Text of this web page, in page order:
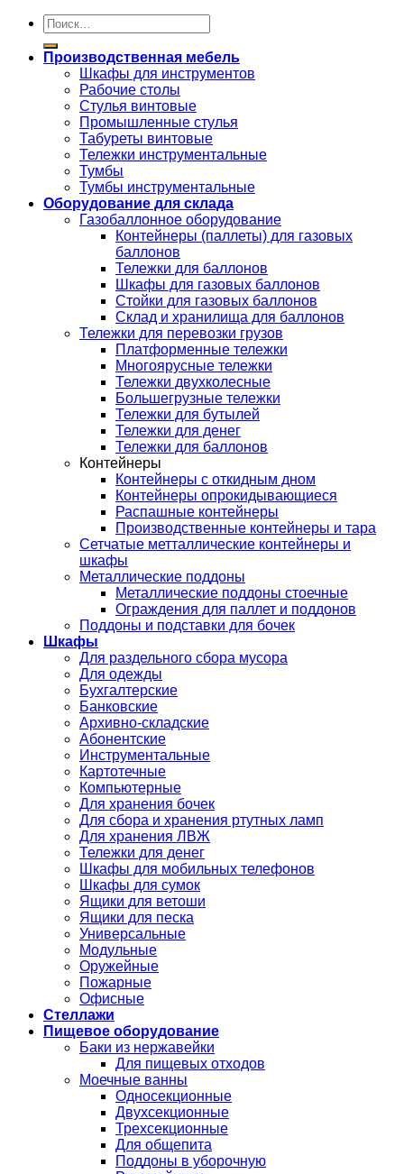
Искать:
Производственная мебель
Шкафы для инструментов
Рабочие столы
Стулья винтовые
Промышленные стулья
Табуреты винтовые
Тележки инструментальные
Тумбы
Тумбы инструментальные
Оборудование для склада
Газобаллонное оборудование
Контейнеры (паллеты) для газовых
баллонов
Тележки для баллонов
Шкафы для газовых баллонов
Стойки для газовых баллонов
Склад и хранилища для баллонов
Тележки для перевозки грузов
Платформенные тележки
Многоярусные тележки
Тележки двухколесные
Большегрузные тележки
Тележки для бутылей
Тележки для денег
Тележки для баллонов
Контейнеры
Контейнеры с откидным дном
Контейнеры опрокидывающиеся
Распашные контейнеры
Производственные контейнеры и тара
Сетчатые метталлические контейнеры и
шкафы
Металлические поддоны
Металлические поддоны стоечные
Ограждения для паллет и поддонов
Поддоны и подставки для бочек
Шкафы
Для раздельного сбора мусора
Для одежды
Бухгалтерские
Банковские
Архивно-складские
Абонентские
Инструментальные
Картотечные
Компьютерные
Для хранения бочек
Для сбора и хранения ртутных ламп
Для хранения ЛВЖ
Тележки для денег
Шкафы для мобильных телефонов
Шкафы для сумок
Ящики для ветоши
Ящики для песка
Универсальные
Модульные
Оружейные
Пожарные
Офисные
Стеллажи
Пищевое оборудование
Баки из нержавейки
Для пищевых отходов
Моечные ванны
Односекционные
Двухсекционные
Трехсекционные
Для общепита
Поддоны в уборочную